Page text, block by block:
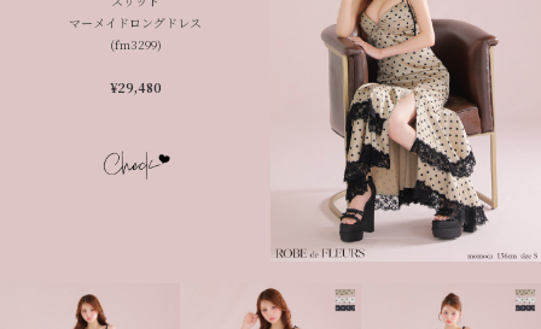
マーメイドロングドレス
(fm3299)
¥29,480